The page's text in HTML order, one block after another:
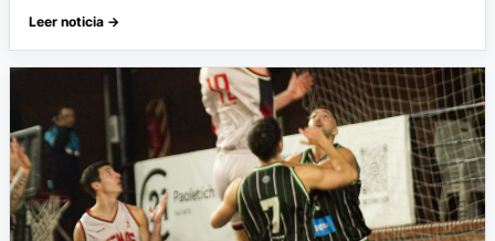
Leer noticia →